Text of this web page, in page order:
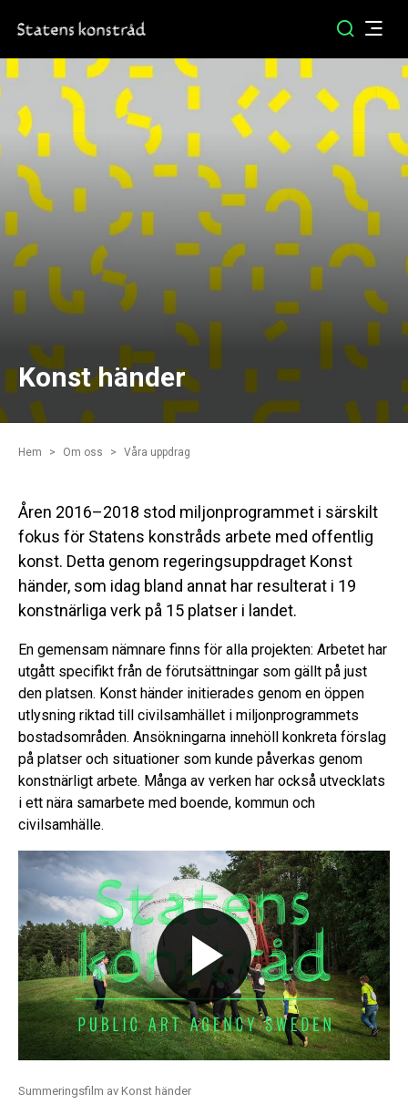
Konst händer
Hem Om oss Våra uppdrag
Åren 2016–2018 stod miljonprogrammet i särskilt
fokus för Statens konstråds arbete med offentlig
konst. Detta genom regeringsuppdraget Konst
händer, som idag bland annat har resulterat i 19
konstnärliga verk på 15 platser i landet.
En gemensam nämnare finns för alla projekten: Arbetet har
utgått specifikt från de förutsättningar som gällt på just
den platsen. Konst händer initierades genom en öppen
utlysning riktad till civilsamhället i miljonprogrammets
bostadsområden. Ansökningarna innehöll konkreta förslag
på platser och situationer som kunde påverkas genom
konstnärligt arbete. Många av verken har också utvecklats
i ett nära samarbete med boende, kommun och
civilsamhälle.
Summeringsfilm av Konst händer